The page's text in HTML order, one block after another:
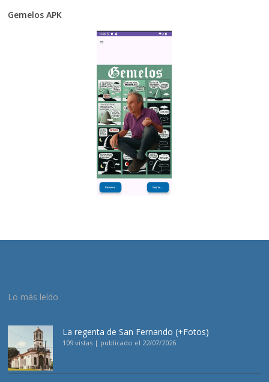
Gemelos APK
Lo más leído
La regenta de San Fernando (+Fotos)
109 vistas | publicado el 22/07/2026